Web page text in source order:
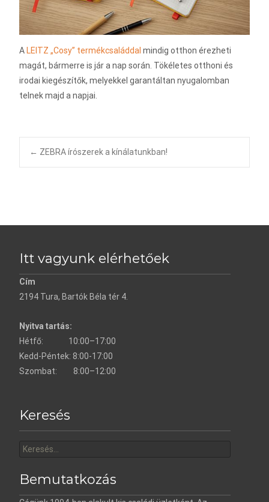
A LEITZ „Cosy” termékcsaláddal mindig otthon érezheti
magát, bármerre is jár a nap során. Tökéletes otthoni és
irodai kiegészítők, melyekkel garantáltan nyugalomban
telnek majd a napjai.
← ZEBRA írószerek a kínálatunkban!
Itt vagyunk elérhetőek
Cím
2194 Tura, Bartók Béla tér 4.
Nyitva tartás:
Hétfő: 10:00–17:00
Kedd-Péntek: 8:00-17:00
Szombat: 8:00–12:00
Keresés
Bemutatkozás